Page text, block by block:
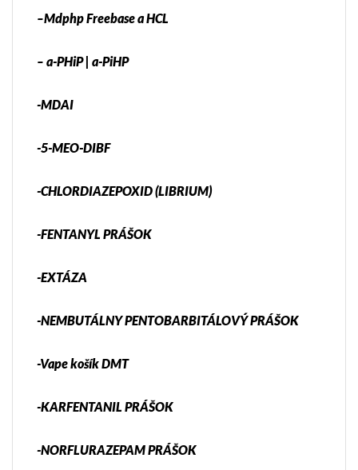
–Mdphp Freebase a HCL
– a-PHiP | a-PiHP
-MDAI
-5-MEO-DIBF
-CHLORDIAZEPOXID (LIBRIUM)
-FENTANYL PRÁŠOK
-EXTÁZA
-NEMBUTÁLNY PENTOBARBITÁLOVÝ PRÁŠOK
-Vape košík DMT
-KARFENTANIL PRÁŠOK
-NORFLURAZEPAM PRÁŠOK